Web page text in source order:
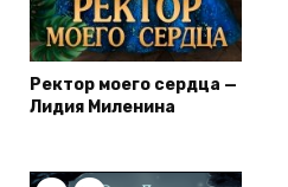
Ректор моего сердца —
Лидия Миленина